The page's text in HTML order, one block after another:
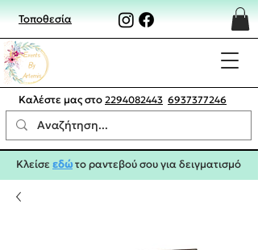
Τοποθεσία
Καλέστε μας στο 2294082443 6937377246
Κλείσεεδώτο ραντεβού σου για δειγματισμό